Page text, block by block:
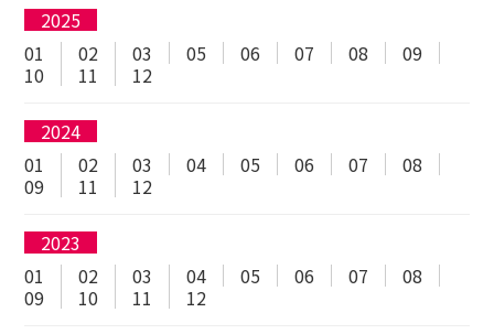
2025
01
02 03 05 06 07 08
09
10
11 12
2024
01
02 03 04 05 06 07
08
09
11 12
2023
01
02 03 04 05 06 07
08
09
10 11 12